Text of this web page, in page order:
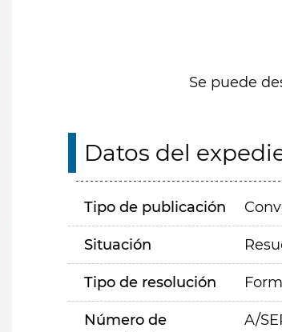
Se puede
Datos del
Tipo de publicación
Situación
Tipo de resolución
Número de
A/